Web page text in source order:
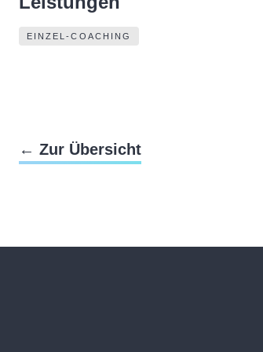
← Zur Übersicht
EINZEL-COACHING